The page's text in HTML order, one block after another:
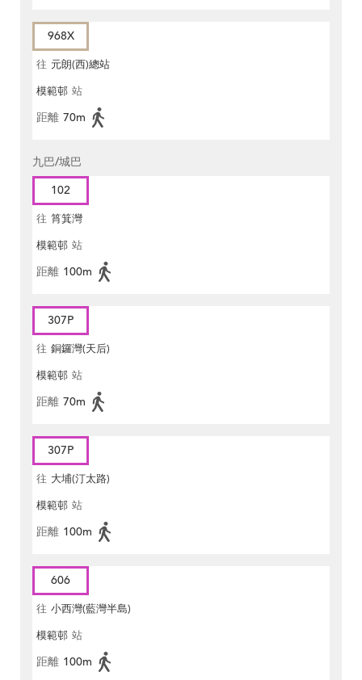
968X
往 元朗(西)總站
模範邨 站
距離 70m
九巴/城巴
102
往 筲箕灣
模範邨 站
距離 100m
307P
往 銅鑼灣(天后)
模範邨 站
距離 70m
307P
往 大埔(汀太路)
模範邨 站
距離 100m
606
往 小西灣(藍灣半島)
模範邨 站
距離 100m